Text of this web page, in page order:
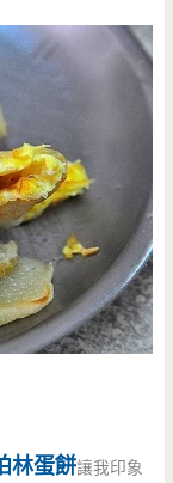
林蛋餅讓我印象